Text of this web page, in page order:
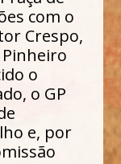
com o
Crespo,
o
o GP
e, por